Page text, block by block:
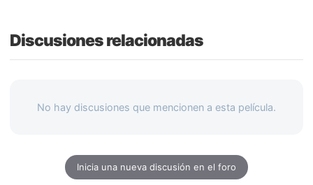
Discusiones relacionadas
No hay discusiones que mencionen a esta película.
Inicia una nueva discusión en el foro